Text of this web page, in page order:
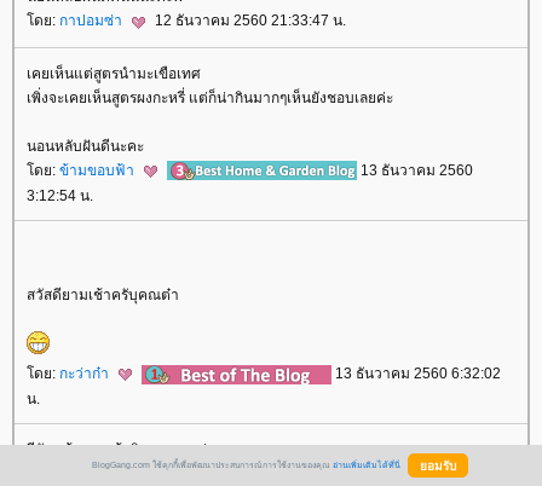
ดย: กาปอมซ่า 12 ธันวาคม 2560 21:33:47 น.
เคยเห็นแต่สูตรนำมะเขือเทศ
เพิ่งจะเคยเห็นสูตรผงกะหรี่ แต่ก็น่ากินมากๆเห็นยังชอบเลยค่ะ
นอนหลับฝันดีนะคะ
ดย: ข้ามขอบฟ้า
13 ธันวาคม 2560
3:12:54 น.
สวัสดียามเช้าครับุคณต๋า
ดย: กะว่าก๋า
13 ธันวาคม 2560 6:32:02
น.
สีสันหน้าตา หน้ากินมากเลยค่า
เส้นไม่เหนียวมาก ไม่อืดด้ว
BlogGang.com ใช้คุกกี้เพื่อพัฒนาประสบการณ์การใช้งานของคุณ อ่านเพิ่มเติมได้ที่นี่